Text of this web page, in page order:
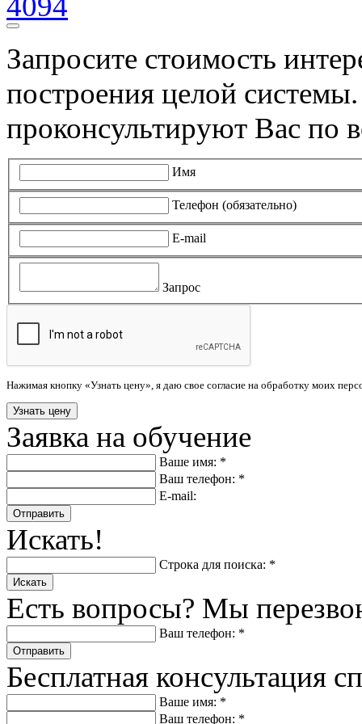
Запросите стоимость
построения целой
проконсультируют Вас по
Имя
Телефон (обязательно)
E-mail
Запрос
Нажимая кнопку «Узнать цену», я даю свое согласие на обработку моих
Заявка на обучение
Ваше имя: *
Ваш телефон: *
E-mail:
Отправить
Искать!
Строка для поиска: *
Искать
Есть вопросы? Мы
Ваш телефон: *
Отправить
Бесплатная консультация
Ваше имя: *
Ваш телефон: *